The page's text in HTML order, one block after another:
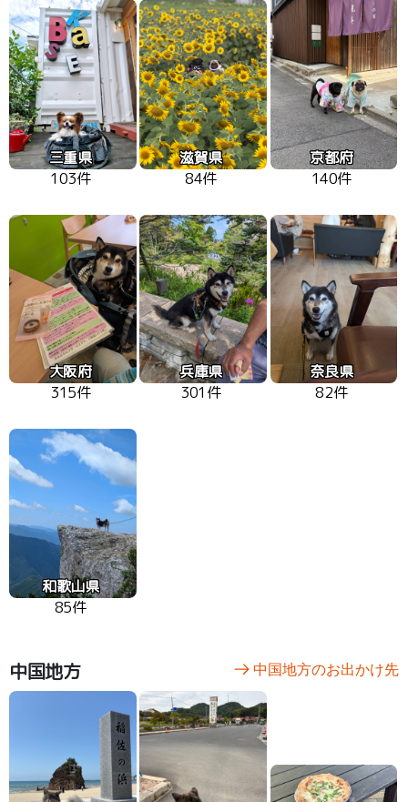
三重県
103件
滋賀県
84件
京都府
140件
大阪府
315件
兵庫県
301件
奈良県
82件
和歌山県
85件
中国地方 中国地方のお出かけ先